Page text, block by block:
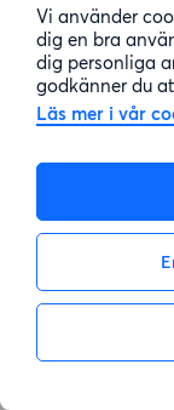
Vi använder
dig en bra
dig personliga
godkänner du
Läs mer i vår